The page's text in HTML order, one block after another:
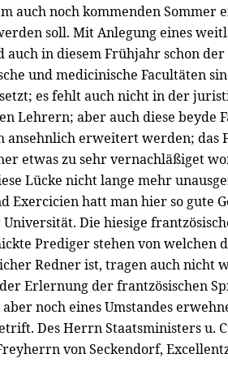
auch noch kommenden Sommer
soll. Mit Anlegung eines
auch in diesem Frühjahr schon
und medicinische Facultäten
es fehlt auch nicht in der
Lehrern; aber auch diese beyde
ansehnlich erweitert werden; das
etwas zu sehr vernachläßiget
Lücke nicht lange mehr
Exercicien hatt man hier so gute
Die hiesige
Prediger stehen von welchen
Redner ist, tragen auch nicht
Erlernung der frantzösischen
noch eines Umstandes
Des Herrn Staatsministers u.
von Seckendorf,